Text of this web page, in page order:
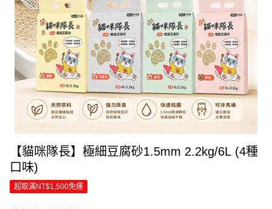
【貓咪隊長】極細豆腐砂1.5mm 2.2kg/6L (4種
口味)
超取滿NT$1,500免運